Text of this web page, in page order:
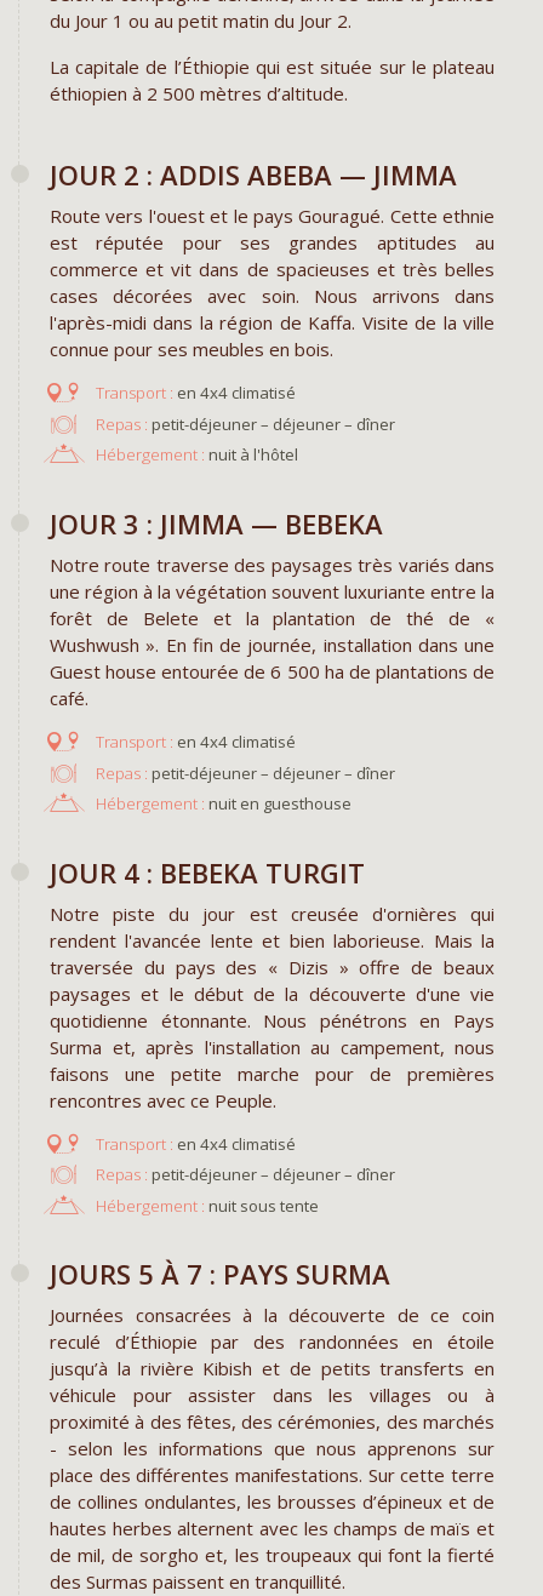
du Jour 1 ou au petit matin du Jour 2.
La capitale de l’Éthiopie qui est située sur le plateau
éthiopien à 2 500 mètres d’altitude.
JOUR 2 : ADDIS ABEBA — JIMMA
Route vers l'ouest et le pays Gouragué. Cette ethnie
est réputée pour ses grandes aptitudes au
commerce et vit dans de spacieuses et très belles
cases décorées avec soin. Nous arrivons dans
l'après-midi dans la région de Kaffa. Visite de la ville
connue pour ses meubles en bois.
en 4x4 climatisé
Repas : petit-déjeuner – déjeuner – dîner
Hébergement : nuit à l'hôtel
JOUR 3 : JIMMA — BEBEKA
Notre route traverse des paysages très variés dans
une région à la végétation souvent luxuriante entre la
forêt de Belete et la plantation de thé de «
Wushwush ». En fin de journée, installation dans une
Guest house entourée de 6 500 ha de plantations de
café.
en 4x4 climatisé
Repas : petit-déjeuner – déjeuner – dîner
Hébergement : nuit en guesthouse
JOUR 4 : BEBEKA TURGIT
Notre piste du jour est creusée d'ornières qui
rendent l'avancée lente et bien laborieuse. Mais la
traversée du pays des « Dizis » offre de beaux
paysages et le début de la découverte d'une vie
quotidienne étonnante. Nous pénétrons en Pays
Surma et, après l'installation au campement, nous
faisons une petite marche pour de premières
rencontres avec ce Peuple.
en 4x4 climatisé
Repas : petit-déjeuner – déjeuner – dîner
Hébergement : nuit sous tente
JOURS 5 À 7 : PAYS SURMA
Journées consacrées à la découverte de ce coin
reculé d’Éthiopie par des randonnées en étoile
jusqu’à la rivière Kibish et de petits transferts en
véhicule pour assister dans les villages ou à
proximité à des fêtes, des cérémonies, des marchés
- selon les informations que nous apprenons sur
place des différentes manifestations. Sur cette terre
de collines ondulantes, les brousses d’épineux et de
hautes herbes alternent avec les champs de maïs et
de mil, de sorgho et, les troupeaux qui font la fierté
des Surmas paissent en tranquillité.